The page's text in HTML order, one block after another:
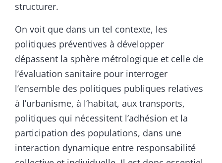
structurer.
On voit que dans un tel contexte, les
politiques préventives à développer
dépassent la sphère métrologique et celle de
l’évaluation sanitaire pour interroger
l’ensemble des politiques publiques relatives
à l’urbanisme, à l’habitat, aux transports,
politiques qui nécessitent l’adhésion et la
participation des populations, dans une
interaction dynamique entre responsabilité